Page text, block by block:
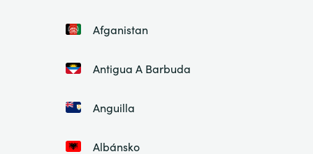
Afganistan
Antigua A Barbuda
Anguilla
Albánsko